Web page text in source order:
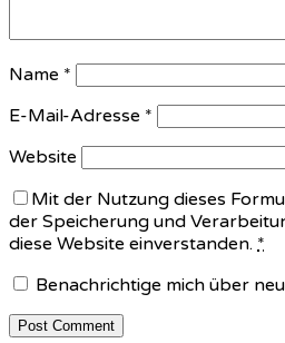
Name *
E-Mail-Adresse *
Website
Mit der Nutzung dieses
der Speicherung und
diese Website einverstanden. *
Benachrichtige mich über